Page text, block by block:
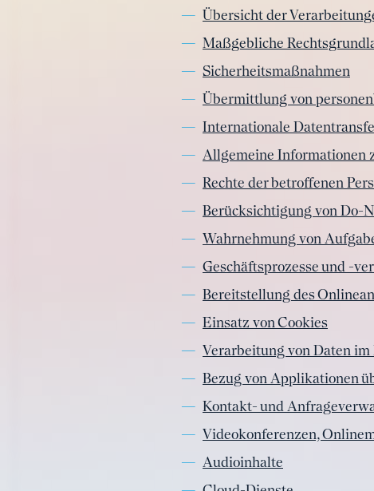
Übersicht der
Maßgebliche
Sicherheitsmaßnahmen
Übermittlung von
Internationale
Allgemeine Informationen
Rechte der betroffenen
Berücksichtigung von Do-
Wahrnehmung von
Geschäftsprozesse und -
Bereitstellung des
Einsatz von Cookies
Verarbeitung von Daten
Bezug von Applikationen
Kontakt- und
Videokonferenzen,
Audioinhalte